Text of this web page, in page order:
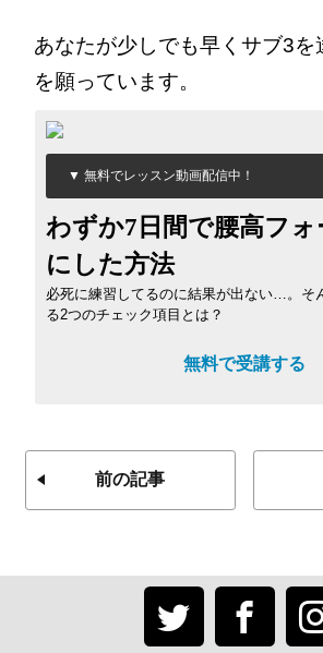
あなたが少しでも早くサブ3を
を願っています。
▼ 無料でレッスン動画配信中！
わずか7日間で腰高フ
にした方法
必死に練習してるのに結果が出ない…。そ
る2つのチェック項目とは？
無料で受講する
前の記事